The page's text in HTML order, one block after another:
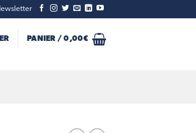
PANIER /0,00€